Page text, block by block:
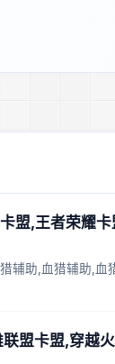
盟,王者荣耀
辅助,血猎辅助,血
盟卡盟,穿越